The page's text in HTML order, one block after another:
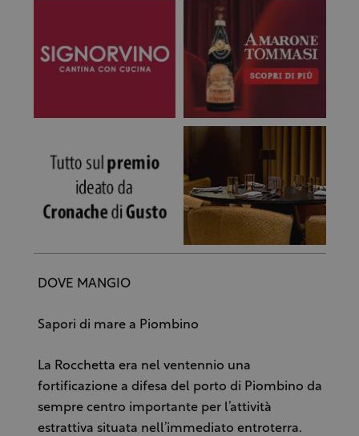
DOVE MANGIO
Sapori di mare a Piombino
La Rocchetta era nel ventennio una
fortificazione a difesa del porto di Piombino da
sempre centro importante per l’attività
estrattiva situata nell’immediato entroterra.